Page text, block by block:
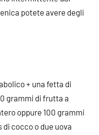
potete avere degli
+ una fetta di
grammi di frutta a
oppure 100 grammi
di cocco o due uova